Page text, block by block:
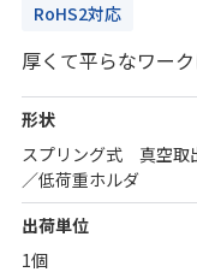
RoHS2対応
厚くて平らなワー
形状
スプリング式 真空
／低荷重ホルダ
出荷単位
1個